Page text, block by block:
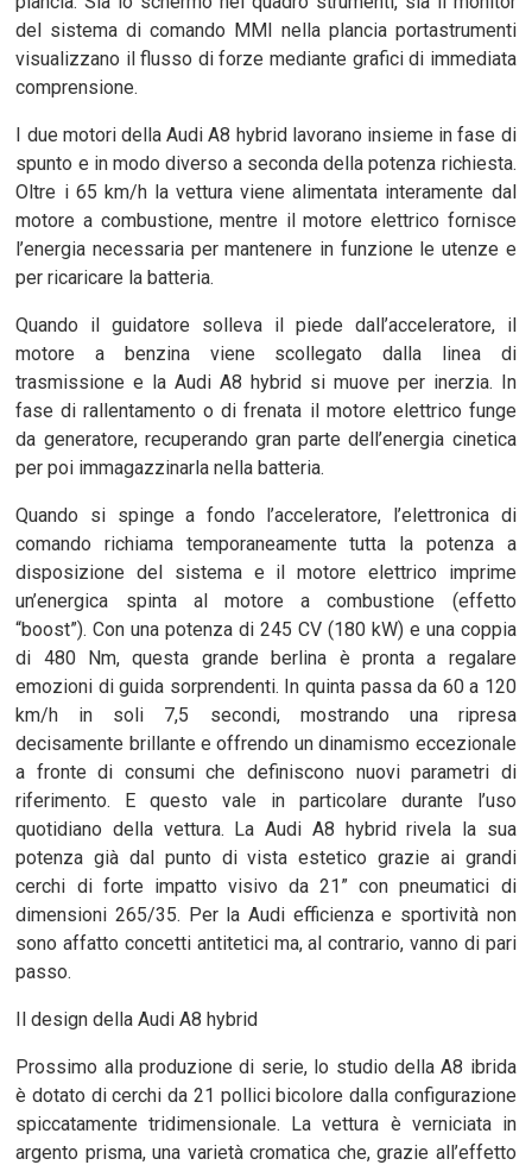
del sistema di comando MMI nella plancia portastrumenti
visualizzano il flusso di forze mediante grafici di immediata
comprensione.
I due motori della Audi A8 hybrid lavorano insieme in fase di
spunto e in modo diverso a seconda della potenza richiesta.
Oltre i 65 km/h la vettura viene alimentata interamente dal
motore a combustione, mentre il motore elettrico fornisce
l’energia necessaria per mantenere in funzione le utenze e
per ricaricare la batteria.
Quando il guidatore solleva il piede dall’acceleratore, il
motore a benzina viene scollegato dalla linea di
trasmissione e la Audi A8 hybrid si muove per inerzia. In
fase di rallentamento o di frenata il motore elettrico funge
da generatore, recuperando gran parte dell’energia cinetica
per poi immagazzinarla nella batteria.
Quando si spinge a fondo l’acceleratore, l’elettronica di
comando richiama temporaneamente tutta la potenza a
disposizione del sistema e il motore elettrico imprime
un’energica spinta al motore a combustione (effetto
“boost”). Con una potenza di 245 CV (180 kW) e una coppia
di 480 Nm, questa grande berlina è pronta a regalare
emozioni di guida sorprendenti. In quinta passa da 60 a 120
km/h in soli 7,5 secondi, mostrando una ripresa
decisamente brillante e offrendo un dinamismo eccezionale
a fronte di consumi che definiscono nuovi parametri di
riferimento. E questo vale in particolare durante l’uso
quotidiano della vettura. La Audi A8 hybrid rivela la sua
potenza già dal punto di vista estetico grazie ai grandi
cerchi di forte impatto visivo da 21” con pneumatici di
dimensioni 265/35. Per la Audi efficienza e sportività non
sono affatto concetti antitetici ma, al contrario, vanno di pari
passo.
Il design della Audi A8 hybrid
Prossimo alla produzione di serie, lo studio della A8 ibrida
è dotato di cerchi da 21 pollici bicolore dalla configurazione
spiccatamente tridimensionale. La vettura è verniciata in
argento prisma, una varietà cromatica che, grazie all’effetto